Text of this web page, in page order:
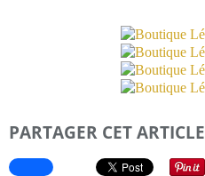
PARTAGER CET ARTICLE